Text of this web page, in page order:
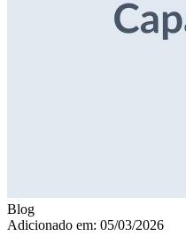
Blog
Adicionado em: 05/03/2026